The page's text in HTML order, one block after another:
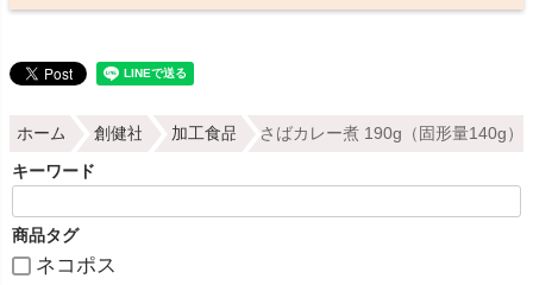
ホーム 創健社 加工食品 さばカレー煮 190g（固形量140g）
キーワード
商品タグ
ネコポス